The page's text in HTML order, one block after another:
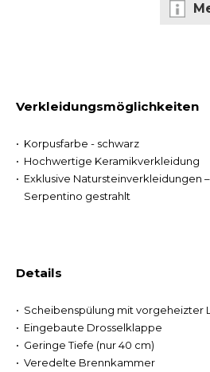
Verkleidungsmöglichkeiten
Korpusfarbe - schwarz
Hochwertige Keramikverkleidung
Exklusive Natursteinverkleidungen
Serpentino gestrahlt
Details
Scheibenspülung mit vorgeheizter
Eingebaute Drosselklappe
Geringe Tiefe (nur 40 cm)
Veredelte Brennkammer